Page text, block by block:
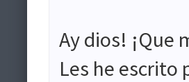
Ay dios! ¡Que
Les he